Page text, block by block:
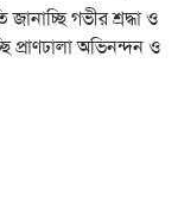
গভীর শ্রদ্ধা ও
প্রাণঢালা অভিনন্দন ও